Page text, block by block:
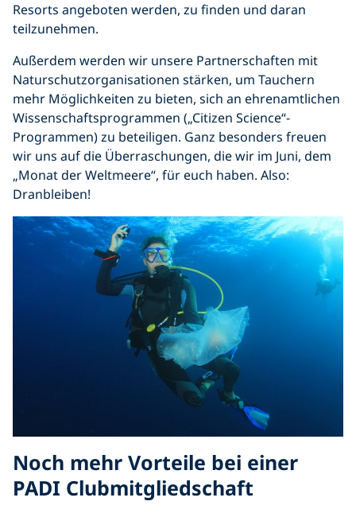
Resorts angeboten werden, zu finden und daran
teilzunehmen.
Außerdem werden wir unsere Partnerschaften mit
Naturschutzorganisationen stärken, um Tauchern
mehr Möglichkeiten zu bieten, sich an ehrenamtlichen
Wissenschaftsprogrammen („Citizen Science“-
Programmen) zu beteiligen. Ganz besonders freuen
wir uns auf die Überraschungen, die wir im Juni, dem
„Monat der Weltmeere“, für euch haben. Also:
Dranbleiben!
Noch mehr Vorteile bei einer
PADI Clubmitgliedschaft